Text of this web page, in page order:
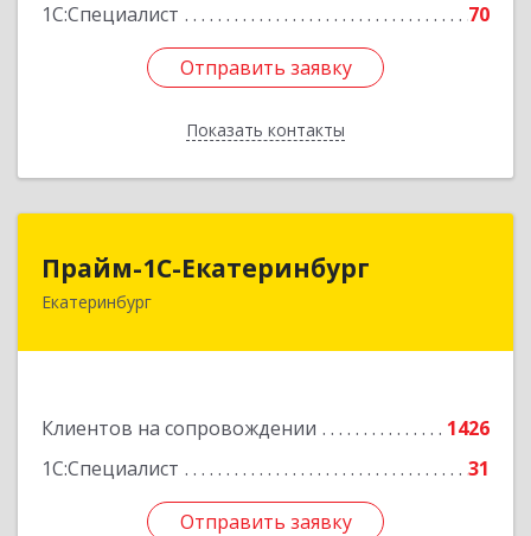
1С:Специалист
70
Отправить заявку
Показать контакты
Отправить заявку
Назад
Прайм-1С-Екатеринбург
Екатеринбург
Клиентов на сопровождении
1426
1С:Специалист
31
Отправить заявку
Прайм-1С-Екатеринбург
620142, Свердловская обл, Екатеринбург г, 8
Отправить заявку